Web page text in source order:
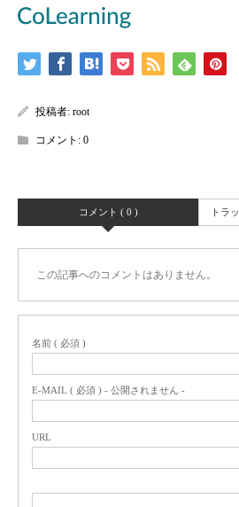
投稿者: root
コメント: 0
コメント ( 0 ) トラ
この記事へのコメントはありません。
名前 ( 必須 )
E-MAIL ( 必須 ) - 公開されません -
URL